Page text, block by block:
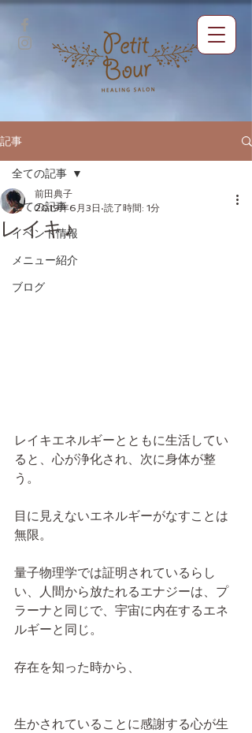
記事
全ての記事
イベント情報
メニュー紹介
ブログ
全ての記事
レイキ♪
前田典子
2019年6月3日 読了時間: 1分
レイキエネルギーとともに生活してい
ると、心が浄化され、次に身体が整
う。
目に見えないエネルギーがなすことは
無限。
量子物理学では証明されているらし
い、人間から放たれるエナジーは、プ
ラーナと同じで、宇宙に内在するエネ
ルギーと同じ。
存在を知った時から、
生かされていることに感謝する心が生